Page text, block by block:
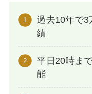
過去10年で3
績
平日20時ま
能